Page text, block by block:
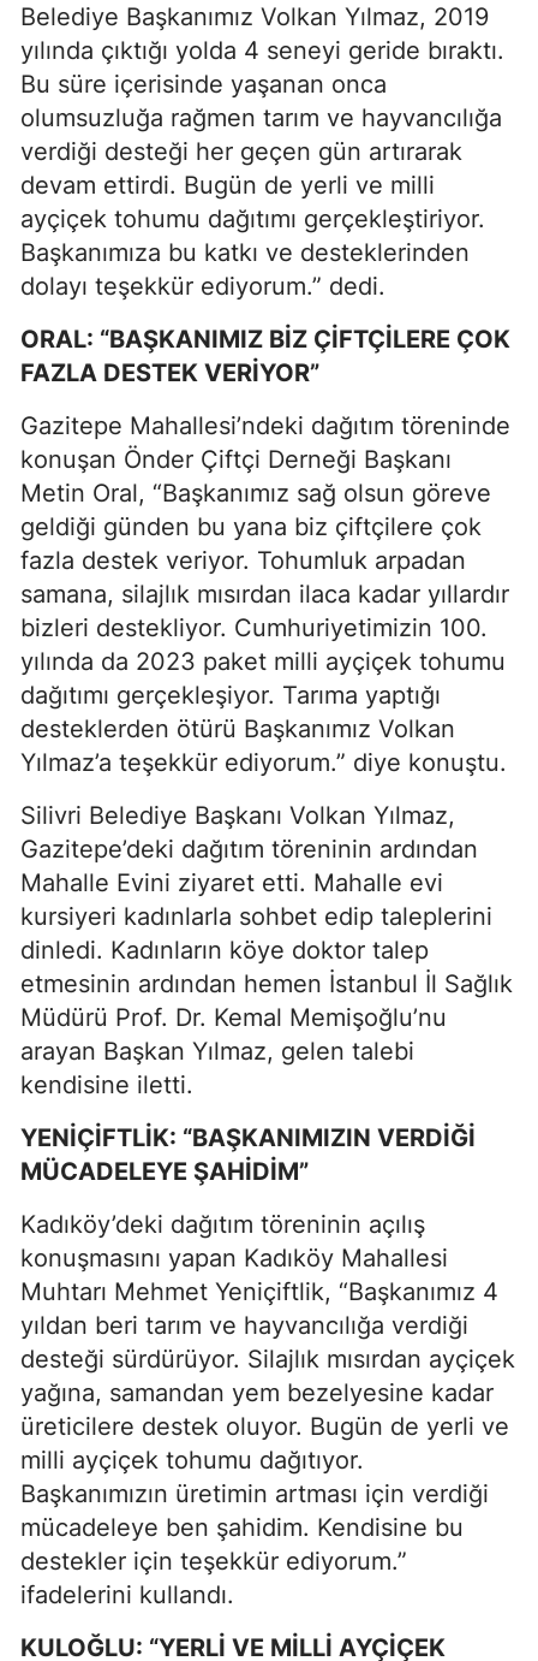
Belediye Başkanımız Volkan Yılmaz, 2019
yılında çıktığı yolda 4 seneyi geride bıraktı.
Bu süre içerisinde yaşanan onca
olumsuzluğa rağmen tarım ve hayvancılığa
verdiği desteği her geçen gün artırarak
devam ettirdi. Bugün de yerli ve milli
ayçiçek tohumu dağıtımı gerçekleştiriyor.
Başkanımıza bu katkı ve desteklerinden
dolayı teşekkür ediyorum.” dedi.
ORAL: “BAŞKANIMIZ BİZ ÇİFTÇİLERE ÇOK
FAZLA DESTEK VERİYOR”
Gazitepe Mahallesi’ndeki dağıtım töreninde
konuşan Önder Çiftçi Derneği Başkanı
Metin Oral, “Başkanımız sağ olsun göreve
geldiği günden bu yana biz çiftçilere çok
fazla destek veriyor. Tohumluk arpadan
samana, silajlık mısırdan ilaca kadar yıllardır
bizleri destekliyor. Cumhuriyetimizin 100.
yılında da 2023 paket milli ayçiçek tohumu
dağıtımı gerçekleşiyor. Tarıma yaptığı
desteklerden ötürü Başkanımız Volkan
Yılmaz’a teşekkür ediyorum.” diye konuştu.
Silivri Belediye Başkanı Volkan Yılmaz,
Gazitepe’deki dağıtım töreninin ardından
Mahalle Evini ziyaret etti. Mahalle evi
kursiyeri kadınlarla sohbet edip taleplerini
dinledi. Kadınların köye doktor talep
etmesinin ardından hemen İstanbul İl Sağlık
Müdürü Prof. Dr. Kemal Memişoğlu’nu
arayan Başkan Yılmaz, gelen talebi
kendisine iletti.
YENİÇİFTLİK: “BAŞKANIMIZIN VERDİĞİ
MÜCADELEYE ŞAHİDİM”
Kadıköy’deki dağıtım töreninin açılış
konuşmasını yapan Kadıköy Mahallesi
Muhtarı Mehmet Yeniçiftlik, “Başkanımız 4
yıldan beri tarım ve hayvancılığa verdiği
desteği sürdürüyor. Silajlık mısırdan ayçiçek
yağına, samandan yem bezelyesine kadar
üreticilere destek oluyor. Bugün de yerli ve
milli ayçiçek tohumu dağıtıyor.
Başkanımızın üretimin artması için verdiği
mücadeleye ben şahidim. Kendisine bu
destekler için teşekkür ediyorum.”
ifadelerini kullandı.
KULOĞLU: “YERLİ VE MİLLİ AYÇİÇEK